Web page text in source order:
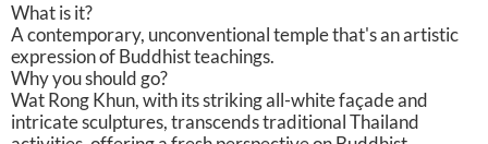
What is it?
A contemporary, unconventional temple that's an artistic
expression of Buddhist teachings.
Why you should go?
Wat Rong Khun, with its striking all-white façade and
intricate sculptures, transcends traditional Thailand